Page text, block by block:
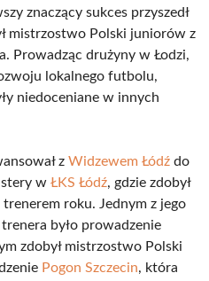
znaczący sukces przyszedł
mistrzostwo Polski juniorów z
Prowadząc drużyny w Łodzi,
lokalnego futbolu,
niedoceniane w innych
z Widzewem Łódź do
stery w ŁKS Łódź, gdzie zdobył
roku. Jednym z jego
było prowadzenie
zdobył mistrzostwo Polski
Pogon Szczecin, która